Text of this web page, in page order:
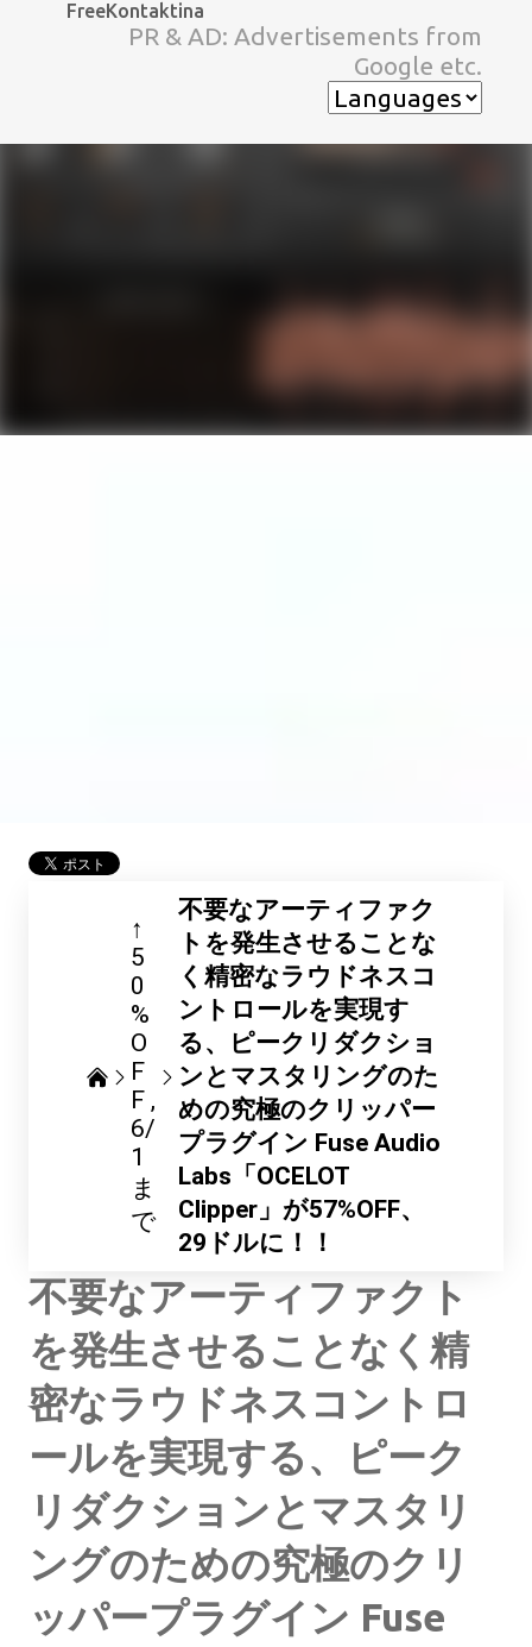
スキップしてメイン コンテンツに移動
FreeKontaktina
PR & AD: Advertisements from
Google etc.
↑
5
0
%
O
F
F
6/
1
ま
で
不要なアーティファク
トを発生させることな
く精密なラウドネスコ
ントロールを実現す
る、ピークリダクショ
ンとマスタリングのた
めの究極のクリッパー
プラグイン Fuse Audio
Labs「OCELOT
Clipper」が57%OFF、
29ドルに！！
不要なアーティファクト
を発生させることなく精
密なラウドネスコントロ
ールを実現する、ピーク
リダクションとマスタリ
ングのための究極のクリ
ッパープラグイン Fuse